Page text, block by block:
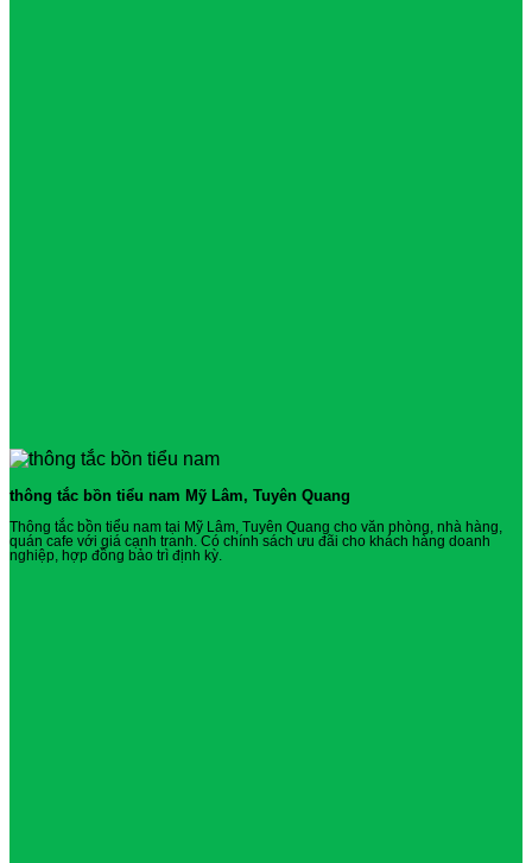
thông tắc bồn tiểu nam Mỹ Lâm, Tuyên Quang
Thông tắc bồn tiểu nam tại Mỹ Lâm, Tuyên Quang cho văn phòng, nhà hàng,
quán cafe với giá cạnh tranh. Có chính sách ưu đãi cho khách hàng doanh
nghiệp, hợp đồng bảo trì định kỳ.